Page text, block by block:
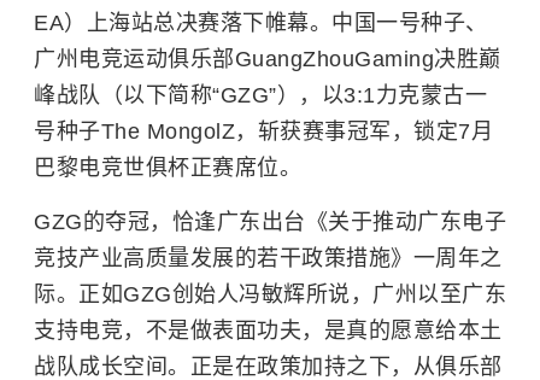
EA）上海站总决赛落下帷幕。中国一号种子、
广州电竞运动俱乐部GuangZhouGaming决胜巅
峰战队（以下简称“GZG”），以3:1力克蒙古一
号种子The MongolZ，斩获赛事冠军，锁定7月
巴黎电竞世俱杯正赛席位。
GZG的夺冠，恰逢广东出台《关于推动广东电子
竞技产业高质量发展的若干政策措施》一周年之
际。正如GZG创始人冯敏辉所说，广州以至广东
支持电竞，不是做表面功夫，是真的愿意给本土
战队成长空间。正是在政策加持之下，从俱乐部